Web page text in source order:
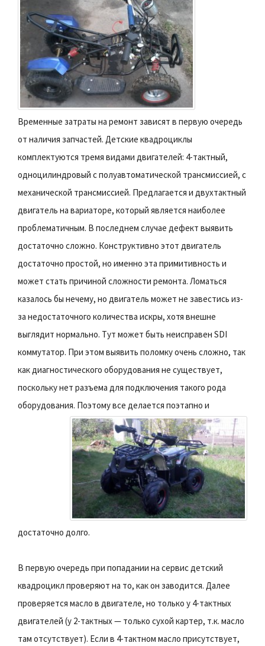
Временные затраты на ремонт зависят в первую очередь
от наличия запчастей. Детские квадроциклы
комплектуются тремя видами двигателей: 4-тактный,
одноцилиндровый с полуавтоматической трансмиссией, с
механической трансмиссией. Предлагается и двухтактный
двигатель на вариаторе, который является наиболее
проблематичным. В последнем случае дефект выявить
достаточно сложно. Конструктивно этот двигатель
достаточно простой, но именно эта примитивность и
может стать причиной сложности ремонта. Ломаться
казалось бы нечему, но двигатель может не завестись из-
за недостаточного количества искры, хотя внешне
выглядит нормально. Тут может быть неисправен SDI
коммутатор. При этом выявить поломку очень сложно, так
как диагностического оборудования не существует,
поскольку нет разъема для подключения такого рода
оборудования. Поэтому все делается поэтапно и
достаточно долго.
В первую очередь при попадании на сервис детский
квадроцикл проверяют на то, как он заводится. Далее
проверяется масло в двигателе, но только у 4-тактных
двигателей (у 2-тактных — только сухой картер, т.к. масло
там отсутствует). Если в 4-тактном масло присутствует,